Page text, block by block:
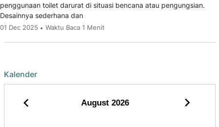
penggunaan toilet darurat di situasi bencana atau pengungsian.
Desainnya sederhana dan
01 Dec 2025 Waktu Baca 1 Menit
Kalender
August 2026